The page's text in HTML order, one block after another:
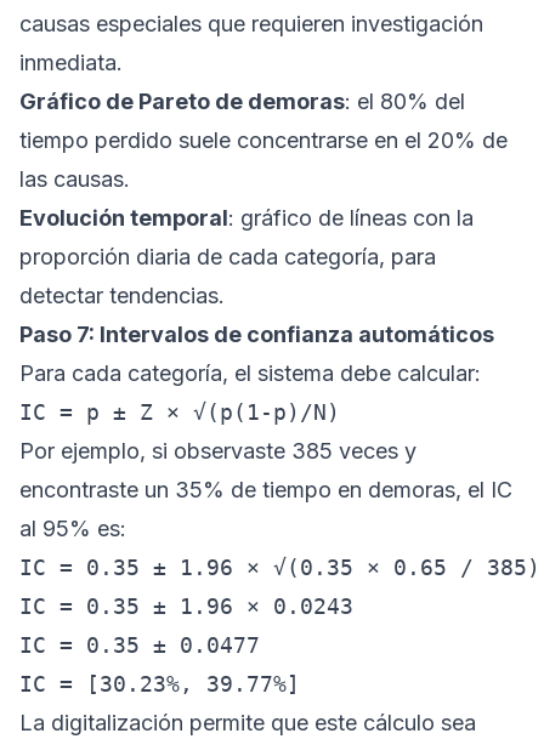
causas especiales que requieren investigación
inmediata.
Gráfico de Pareto de demoras: el 80% del
tiempo perdido suele concentrarse en el 20% de
las causas.
Evolución temporal: gráfico de líneas con la
proporción diaria de cada categoría, para
detectar tendencias.
Paso 7: Intervalos de confianza automáticos
Para cada categoría, el sistema debe calcular:
Por ejemplo, si observaste 385 veces y
encontraste un 35% de tiempo en demoras, el IC
al 95% es:
IC = 0.35 ± 1.96 × √(0.35 × 0.65 / 385)
IC = 0.35 ± 1.96 × 0.0243
IC = 0.35 ± 0.0477
La digitalización permite que este cálculo sea